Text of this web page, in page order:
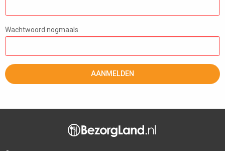
Wachtwoord nogmaals
AANMELDEN